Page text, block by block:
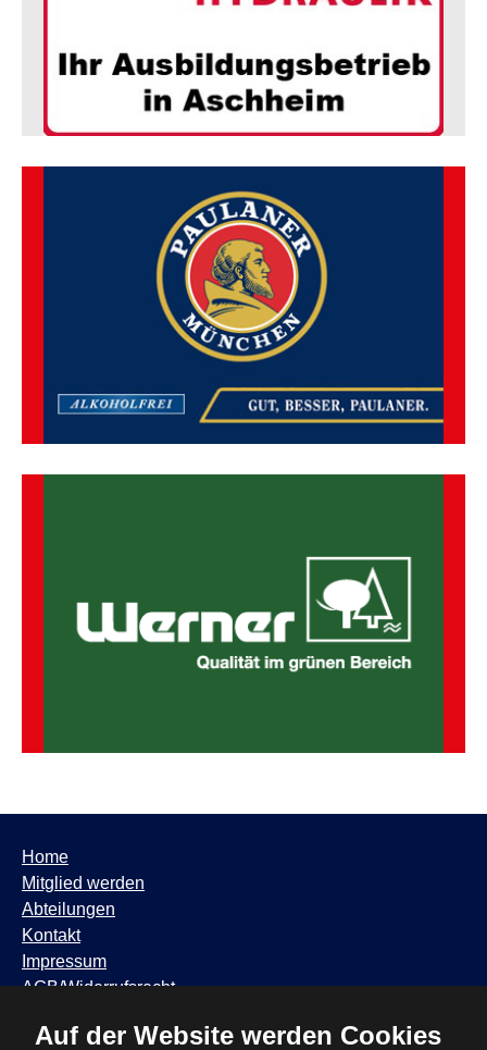
Auf der Website werden Cookies
Home
Mitglied werden
Abteilungen
Kontakt
Impressum
AGB/Widerrufsrecht